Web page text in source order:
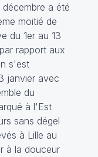
a été
moitié de
du 1er au 13
rapport aux
s'est
janvier avec
du
à l'Est
sans dégel
à Lille au
à la douceur